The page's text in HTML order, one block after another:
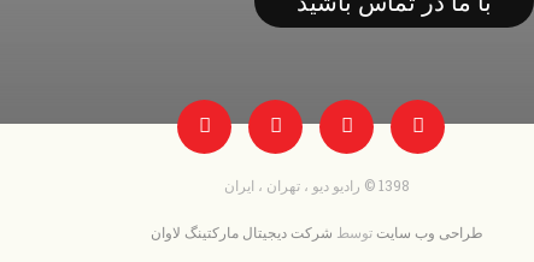
1398 © رادیو دیو ، تهران ، ایران
طراحی وب سایت توسط شرکت دیجیتال مارکتینگ لاوان